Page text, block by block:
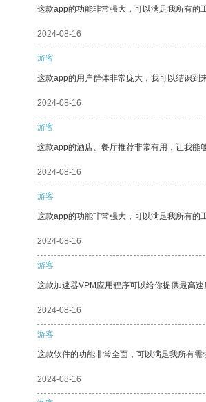
这款app的功能非常强大，可以满足我所有的
2024-08-16
游客
这款app的用户群体非常庞大，我可以结识到
2024-08-16
游客
这款app的酒店、餐厅推荐非常有用，让我能
2024-08-16
游客
这款app的功能非常强大，可以满足我所有的
2024-08-16
游客
这款加速器VPM应用程序可以给你提供最高
2024-08-16
游客
这款软件的功能非常全面，可以满足我所有需
2024-08-16